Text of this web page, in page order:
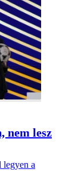
nem lesz
legyen a